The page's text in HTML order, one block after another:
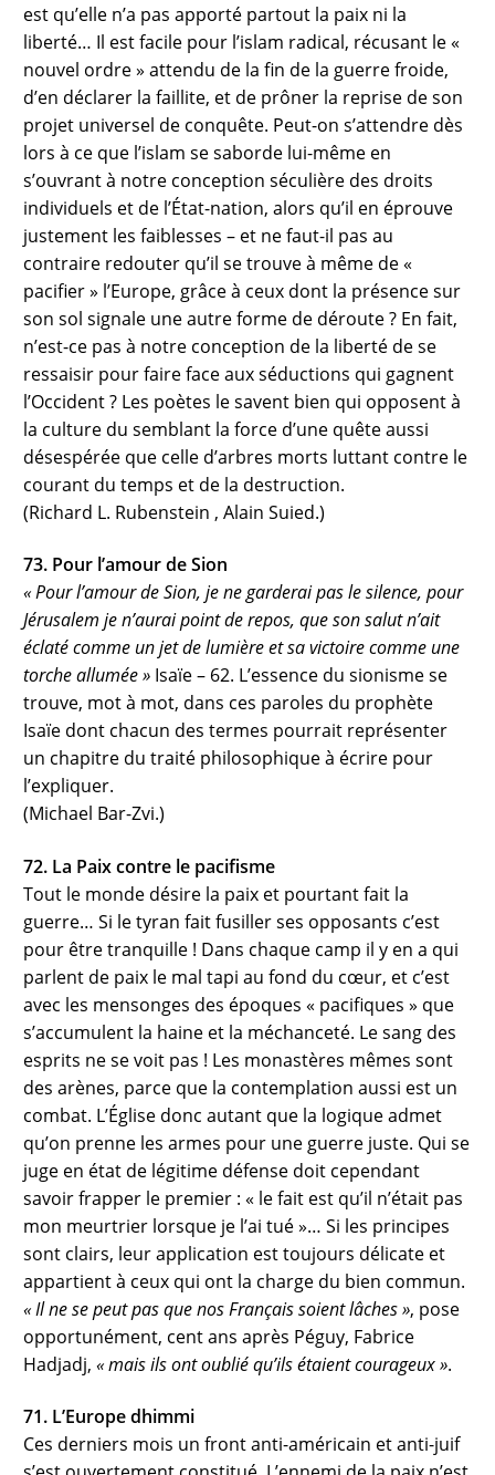
est qu’elle n’a pas apporté partout la paix ni la
liberté… Il est facile pour l’islam radical, récusant le «
nouvel ordre » attendu de la fin de la guerre froide,
d’en déclarer la faillite, et de prôner la reprise de son
projet universel de conquête. Peut-on s’attendre dès
lors à ce que l’islam se saborde lui-même en
s’ouvrant à notre conception séculière des droits
individuels et de l’État-nation, alors qu’il en éprouve
justement les faiblesses – et ne faut-il pas au
contraire redouter qu’il se trouve à même de «
pacifier » l’Europe, grâce à ceux dont la présence sur
son sol signale une autre forme de déroute ? En fait,
n’est-ce pas à notre conception de la liberté de se
ressaisir pour faire face aux séductions qui gagnent
l’Occident ? Les poètes le savent bien qui opposent à
la culture du semblant la force d’une quête aussi
désespérée que celle d’arbres morts luttant contre le
courant du temps et de la destruction.
(Richard L. Rubenstein , Alain Suied.)
73. Pour l’amour de Sion
« Pour l’amour de Sion, je ne garderai pas le silence, pour
Jérusalem je n’aurai point de repos, que son salut n’ait
éclaté comme un jet de lumière et sa victoire comme une
torche allumée » Isaïe – 62. L’essence du sionisme se
trouve, mot à mot, dans ces paroles du prophète
Isaïe dont chacun des termes pourrait représenter
un chapitre du traité philosophique à écrire pour
l’expliquer.
(Michael Bar-Zvi.)
72. La Paix contre le pacifisme
Tout le monde désire la paix et pourtant fait la
guerre… Si le tyran fait fusiller ses opposants c’est
pour être tranquille ! Dans chaque camp il y en a qui
parlent de paix le mal tapi au fond du cœur, et c’est
avec les mensonges des époques « pacifiques » que
s’accumulent la haine et la méchanceté. Le sang des
esprits ne se voit pas ! Les monastères mêmes sont
des arènes, parce que la contemplation aussi est un
combat. L’Église donc autant que la logique admet
qu’on prenne les armes pour une guerre juste. Qui se
juge en état de légitime défense doit cependant
savoir frapper le premier : « le fait est qu’il n’était pas
mon meurtrier lorsque je l’ai tué »… Si les principes
sont clairs, leur application est toujours délicate et
appartient à ceux qui ont la charge du bien commun.
« Il ne se peut pas que nos Français soient lâches », pose
opportunément, cent ans après Péguy, Fabrice
Hadjadj,« mais ils ont oublié qu’ils étaient courageux ».
71. L’Europe dhimmi
Ces derniers mois un front anti-américain et anti-juif